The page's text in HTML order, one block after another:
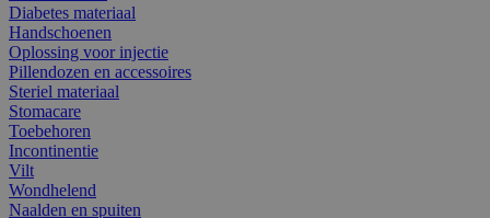
Diabetes materiaal
Handschoenen
Oplossing voor injectie
Pillendozen en accessoires
Steriel materiaal
Stomacare
Toebehoren
Incontinentie
Vilt
Wondhelend
Naalden en spuiten